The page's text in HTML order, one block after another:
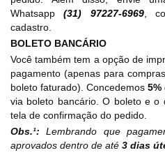
Whatsapp(31) 97227-6969,
cadastro.
BOLETO BANCÁRIO
Você também tem a opção de
pagamento (apenas para
boleto faturado). Concedemos 5%
via boleto bancário. O boleto e o
tela de confirmação do pedido.
Obs.¹: Lembrando que
aprovados dentro de até 3 dias